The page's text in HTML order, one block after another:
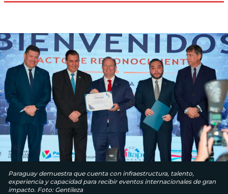
Paraguay demuestra que cuenta con infraestructura, talento,
experiencia y capacidad para recibir eventos internacionales de gran
impacto. Foto: Gentileza